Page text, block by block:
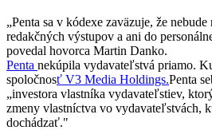
„Penta sa v kódexe zaväzuje, že
redakčných výstupov a ani do
povedal hovorca Martin Danko.
Penta nekúpila vydavateľstvá priamo.
spoločnosť V3 Media Holdings.Penta
„investora vlastníka vydavateľstiev,
zmeny vlastníctva vo vydavateľstvách,
dochádzať."